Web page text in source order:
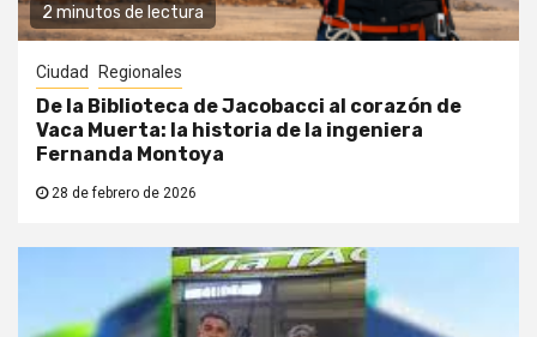
2 minutos de lectura
Ciudad Regionales
De la Biblioteca de Jacobacci al corazón de
Vaca Muerta: la historia de la ingeniera
Fernanda Montoya
28 de febrero de 2026